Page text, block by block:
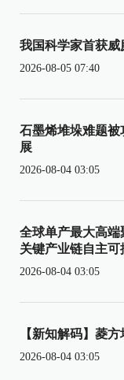
我国科学家首获威
2026-08-05 07:40
石墨烯堆垛难题
展
2026-08-04 03:05
全球单产最大高端
关键产业链自主可
2026-08-04 03:05
【新知解码】菱
2026-08-04 03:05